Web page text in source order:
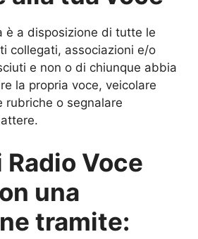
è a disposizione di tutte le
collegati, associazioni e/o
e non o di chiunque abbia
la propria voce, veicolare
rubriche o segnalare
Voce
una
tramite: